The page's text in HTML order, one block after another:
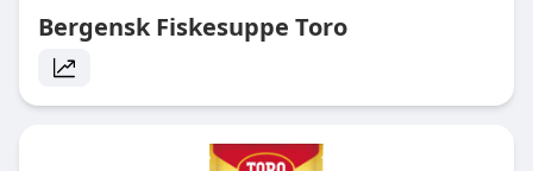
Bergensk Fiskesuppe Toro